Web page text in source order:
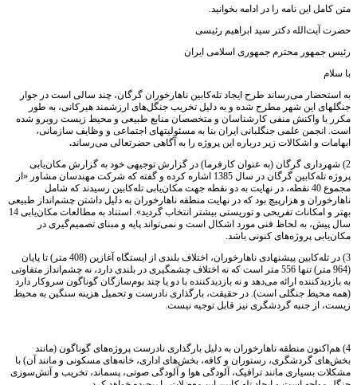
متن کامل این نامه را در ادامه بخوانید.
حضرت آیت‌الله دکتر سید ابراهیم رئیسی
رئیس جمهور محترم جمهوری اسلامی ایران
با سلام
به استحضار می‌رساند طرح ایجاد تله‌کابین ناهارخوران گرگان، چند سالی است در جوار
جنگلهای این شهر مطرح شده و به دلیل تخریب جنگل‌های ارزشمند هیرکانی، به طور
مکرر با واکنش منفی کارشناسان و متخصصان منابع طبیعی و محیط زیست روبرو شده
است. انجمن علمی جنگلبانی ایران بنا به مسئولیتهای اجتماعی و وظایف سازمانی،
ابهامات و اشکالات زیر درباره این پروژه را به آگاهی حضرتعالی می‌رساند.
2) شهرداری گرگان (به عنوان کارفرما) در گزارش توجیهی خود به گزارش مکان‌یابی
پروژه تله‌کابین گرگان در سال 1385 اشاره کرده و گفته که شرکت مهندسان مشاور «از
مجموع 40 نقطه، در نهایت به دو نقطه جهت مکان‌یابی تله‌کابین رسیدند که شامل
ناهارخوران و هزارپیچ بود که در نهایت منطقه ناهارخوران به دلیل داشتن چشم‌انداز طبیعی
بهتر و امکانات تفریحی و توریستی بیشتر انتخاب گردید». استناد به مطالعات مکان‌یابی 14
سال پیش، به لحاظ فنی مورد اشکال است و نمی‌تواند پایه و مبنای تصمیم‌گیری در
مکان‌یابی پروژه‌های کنونی باشد.
3) در تله‌کابین پیشنهادی ناهارخوران، اختلاف بلندی از ایستگاه آغازین (408 متر) تا پایان
(964 متر) تنها 556 متر است که نه اختلاف چشمگیری در بلندی دارد، نه چشم‌انداز متفاوتی
به بازدیدکننده ارائه می‌دهد و نه بازدیدکننده با دو یا چند بوم‌سازگان گوناگون سروکار دارد
(همه محیط جنگلی است). در حقیقت، بارگذاری نادرست و تحمیل هزینه سنگین به محیط
زیست، از جنبه گردشگری نیز قابل توجیه نیست.
4) هم‌اکنون منطقه ناهارخوران به دلیل بارگذاری نادرست پروژه‌های گوناگون (مانند
بخش‌های گردشگری، رستوران و کافه، بخش‌های اداری، خانه‌های مسکونی و مانند آن) با
مشکلات بسیاری مانند ترافیک‌، آلودگی هوا و آلودگی صوتی، پسماند، تخریب و آتش‌سوزی